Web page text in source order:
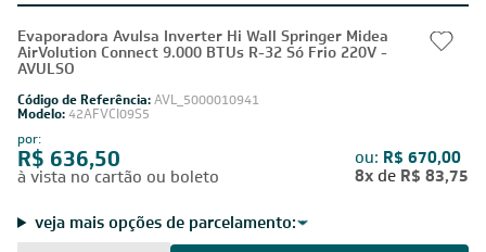
Evaporadora Avulsa Inverter Hi Wall Springer Midea
AirVolution Connect 9.000 BTUs R-32 Só Frio 220V -
AVULSO
Código de Referência:AVL_5000010941
Modelo:42AFVCI09S5
por:
R$ 636,50
à vista no cartão ou boleto
ou: R$ 670,00
8x de R$ 83,75
veja mais opções de parcelamento: